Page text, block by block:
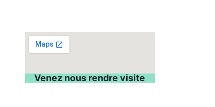
Venez nous rendre visite